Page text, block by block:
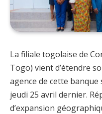
La filiale togolaise de
Togo) vient d’étendre
agence de cette banque
jeudi 25 avril dernier.
d’expansion